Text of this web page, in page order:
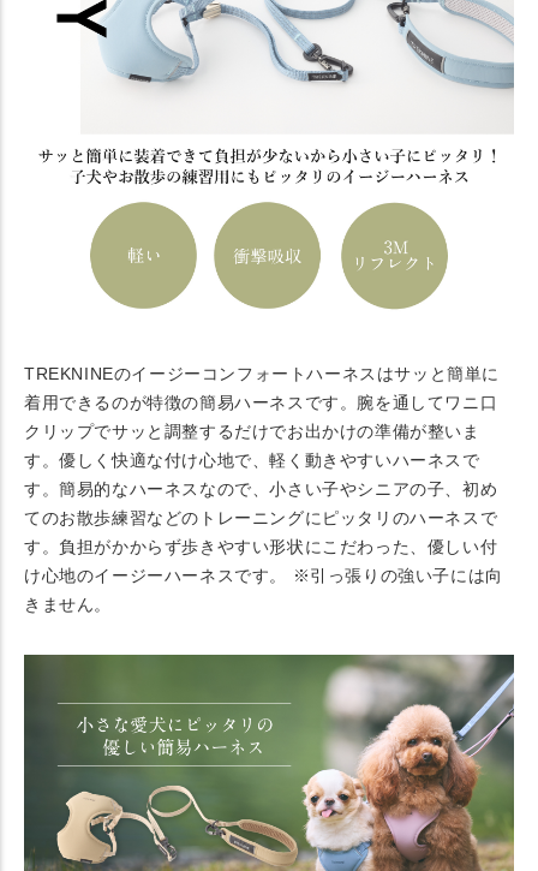
TREKNINEのイージーコンフォートハーネスはサッと簡単に
着用できるのが特徴の簡易ハーネスです。腕を通してワニ口
クリップでサッと調整するだけでお出かけの準備が整いま
す。優しく快適な付け心地で、軽く動きやすいハーネスで
す。簡易的なハーネスなので、小さい子やシニアの子、初め
てのお散歩練習などのトレーニングにピッタリのハーネスで
す。負担がかからず歩きやすい形状にこだわった、優しい付
け心地のイージーハーネスです。 ※引っ張りの強い子には向
きません。